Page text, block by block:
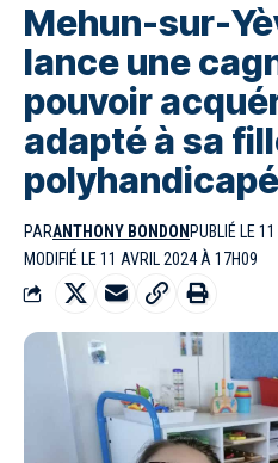
Mehun-sur-
lance une
pouvoir
adapté à sa
PARANTHONY BONDON PUBLIÉ LE
MODIFIÉ LE 11 AVRIL 2024 À 17H09